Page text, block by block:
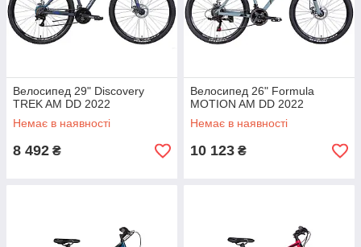
Велосипед 29" Discovery
TREK AM DD 2022
Немає в наявності
8 492 ₴
Велосипед 26" Formula
MOTION AM DD 2022
Немає в наявності
10 123 ₴